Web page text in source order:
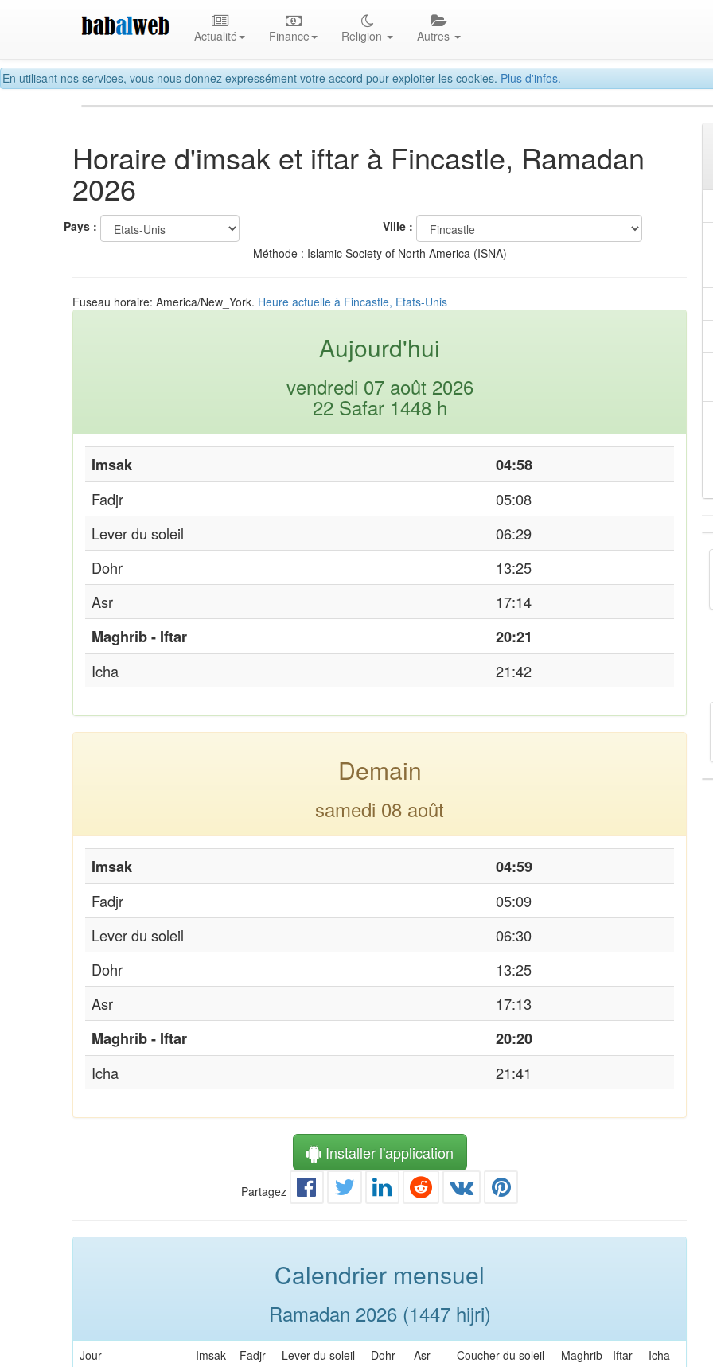
En utilisant nos services, vous nous donnez expressément votre accord pour exploiter les cookies. Plus d'infos.
Actualité Finance Religion Autres
Horaire d'imsak et iftar à Fincastle, Ramadan
2026
Pays :
Ville :
Méthode : Islamic Society of North America (ISNA)
Fuseau horaire: America/New_York. Heure actuelle à Fincastle, Etats-Unis
Aujourd'hui
vendredi 07 août 2026
22 Safar 1448 h
Imsak
04:58
Fadjr
05:08
Lever du soleil
06:29
Dohr
13:25
Asr
17:14
Maghrib - Iftar
20:21
Icha
21:42
Demain
samedi 08 août
Imsak
04:59
Fadjr
05:09
Lever du soleil
06:30
Dohr
13:25
Asr
17:13
Maghrib - Iftar
20:20
Icha
21:41
Installer l'application
Partagez
Calendrier mensuel
Ramadan 2026 (1447 hijri)
Jour Imsak Fadjr Lever du soleil Dohr Asr Coucher du soleil Maghrib - Iftar
Icha